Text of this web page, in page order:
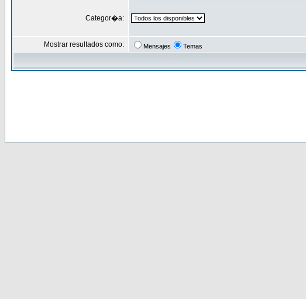
Categor�a:
Mostrar resultados como: Mensajes Temas